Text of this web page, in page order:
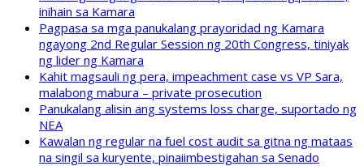
inihain sa Kamara
Pagpasa sa mga panukalang prayoridad ng Kamara
ngayong 2nd Regular Session ng 20th Congress, tiniyak
ng lider ng Kamara
Kahit magsauli ng pera, impeachment case vs VP Sara,
malabong mabura – private prosecution
Panukalang alisin ang systems loss charge, suportado ng
NEA
Kawalan ng regular na fuel cost audit sa gitna ng mataas
na singil sa kuryente, pinaiimbestigahan sa Senado